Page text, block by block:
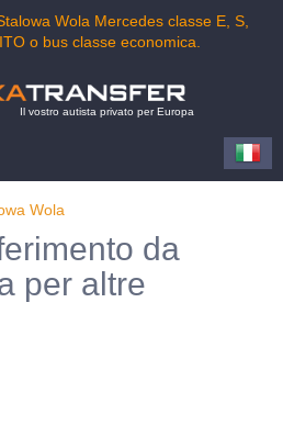
Wola Mercedes classe E, S,
o bus classe economica.
Il vostro autista privato per Europa
Wola
da
per altre